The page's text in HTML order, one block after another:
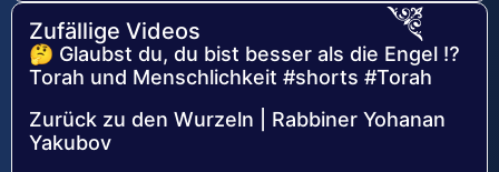
Zufällige Videos
🤔 Glaubst du, du bist besser als die Engel ⁉️
Torah und Menschlichkeit #shorts #Torah
Zurück zu den Wurzeln | Rabbiner Yohanan
Yakubov